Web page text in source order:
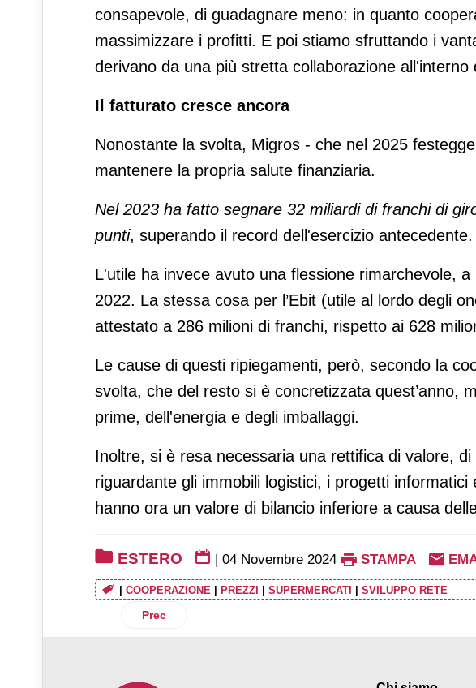
consapevole, di guadagnare meno: in quanto
massimizzare i profitti. E poi stiamo sfruttando i
derivano da una più stretta collaborazione all'interno
Il fatturato cresce ancora
Nonostante la svolta, Migros - che nel 2025
mantenere la propria salute finanziaria.
Nel 2023 ha fatto segnare 32 miliardi di franchi di
punti, superando il record dell'esercizio antecedente.
L'utile ha invece avuto una flessione rimarchevole,
2022. La stessa cosa per l’Ebit (utile al lordo degli
attestato a 286 milioni di franchi, rispetto ai 628
Le cause di questi ripiegamenti, però, secondo la
svolta, che del resto si è concretizzata quest’anno,
prime, dell'energia e degli imballaggi.
Inoltre, si è resa necessaria una rettifica di valore,
riguardante gli immobili logistici, i progetti
hanno ora un valore di bilancio inferiore a causa
ESTERO | 04 Novembre 2024 STAMPA
COOPERAZIONE PREZZI SUPERMERCATI SVILUPPO RETE
Articolo precedente: Financial Times: Carrefour cederà i
Prec